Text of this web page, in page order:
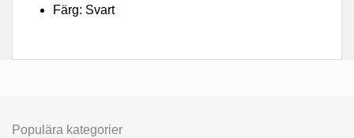
Färg: Svart
Populära kategorier